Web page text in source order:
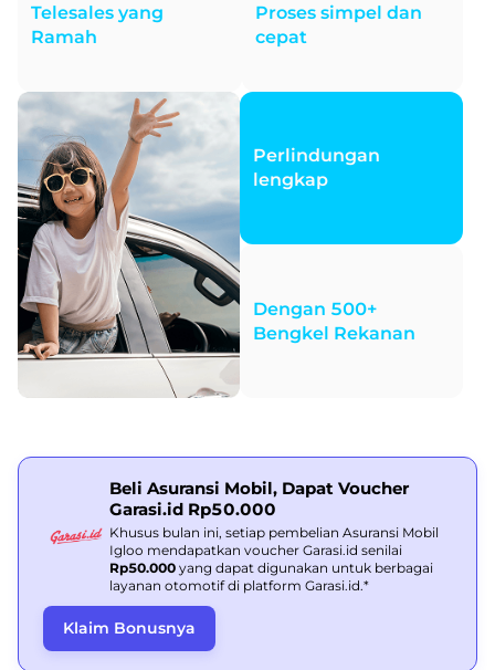
Telesales yang
Ramah
Proses simpel dan
cepat
Perlindungan
lengkap
Dengan 500+
Bengkel Rekanan
Beli Asuransi Mobil, Dapat Voucher
Garasi.id Rp50.000
Khusus bulan ini, setiap pembelian Asuransi Mobil
Igloo mendapatkan voucher Garasi.id senilai
Rp50.000 yang dapat digunakan untuk berbagai
layanan otomotif di platform Garasi.id.*
Klaim Bonusnya